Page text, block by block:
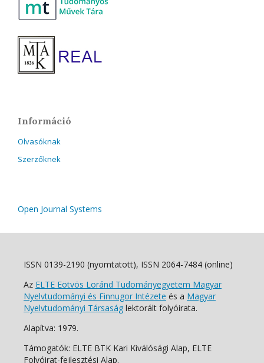
Információ
Olvasóknak
Szerzőknek
Open Journal Systems
ISSN 0139-2190 (nyomtatott), ISSN 2064-7484 (online)
Az ELTE Eötvös Loránd Tudományegyetem Magyar
Nyelvtudományi és Finnugor Intézete és a Magyar
Nyelvtudományi Társaság lektorált folyóirata.
Alapítva: 1979.
Támogatók: ELTE BTK Kari Kiválósági Alap, ELTE
Folyóirat-fejlesztési Alap.